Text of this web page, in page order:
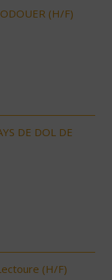
(H/F)
DE DOL DE
(H/F)